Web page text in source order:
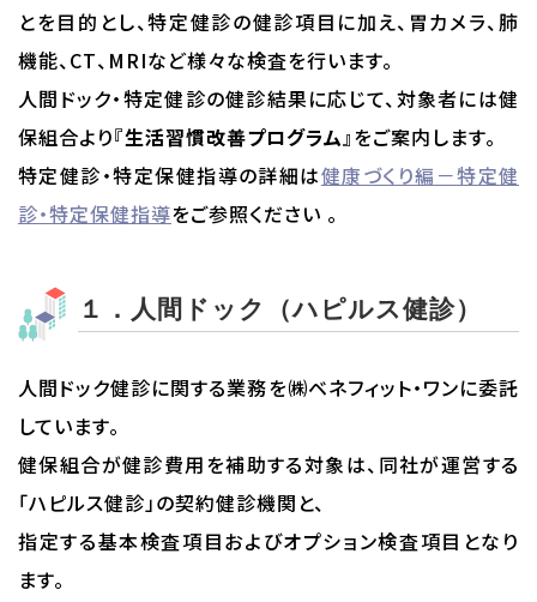
とを目的とし、特定健診の健診項目に加え、胃カメラ、肺
機能、CT、MRIなど様々な検査を行います。
人間ドック・特定健診の健診結果に応じて、対象者には健
保組合より『生活習慣改善プログラム』をご案内します。
特定健診・特定保健指導の詳細は健康づくり編－特定健
診・特定保健指導をご参照ください 。
１．人間ドック（ハピルス健診）
人間ドック健診に関する業務を㈱ベネフィット・ワンに委託
しています。
健保組合が健診費用を補助する対象は、同社が運営する
「ハピルス健診」の契約健診機関と、
指定する基本検査項目およびオプション検査項目となり
ます。